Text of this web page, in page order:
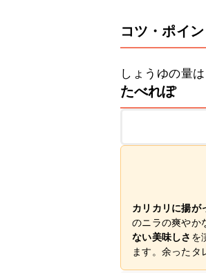
コツ・ポイン
しょうゆの量
たべれぽ
カリカリに揚が
のニラの爽やか
ない美味しさ を
ます。余ったタ